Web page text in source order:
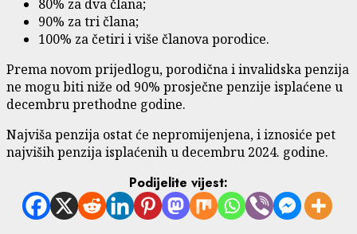
80% za dva člana;
90% za tri člana;
100% za četiri i više članova porodice.
Prema novom prijedlogu, porodična i invalidska penzija
ne mogu biti niže od 90% prosječne penzije isplaćene u
decembru prethodne godine.
Najviša penzija ostat će nepromijenjena, i iznosiće pet
najviših penzija isplaćenih u decembru 2024. godine.
Podijelite vijest: